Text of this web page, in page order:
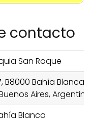
contacto
San Roque
B8000 Bahía Blanca,
Aires, Argentina
Blanca